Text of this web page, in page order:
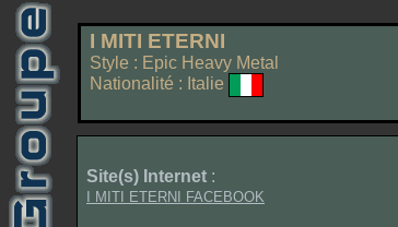
I MITI ETERNI
Style : Epic Heavy Metal
Nationalité : Italie
Site(s) Internet :
I MITI ETERNI FACEBOOK